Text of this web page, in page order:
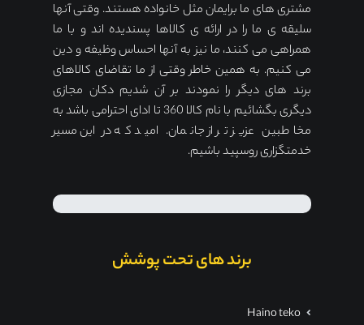
مشتری های ما برایمان مثل خانواده هستند. وقتی آنها
سلیقه ی ما را در ارائه ی کالاها پسندیده اند و با ما
همراهی می کنند، ما نیز به آنها احساس وظیفه و دین
می کنیم. به همین خاطر وقتی از ما تقاضای کالاهای
برند های دیگر را نمودند بر آن شدیم دکان مجازی
دیگری بگشائیم با نام کالا 360 تا ادای احترامی باشد به
مخاطبین عزیز تر از جانمان. امید که در این مسیر
خدمتگزاری روسپید باشیم.
برند های تحت پوشش
Haino teko